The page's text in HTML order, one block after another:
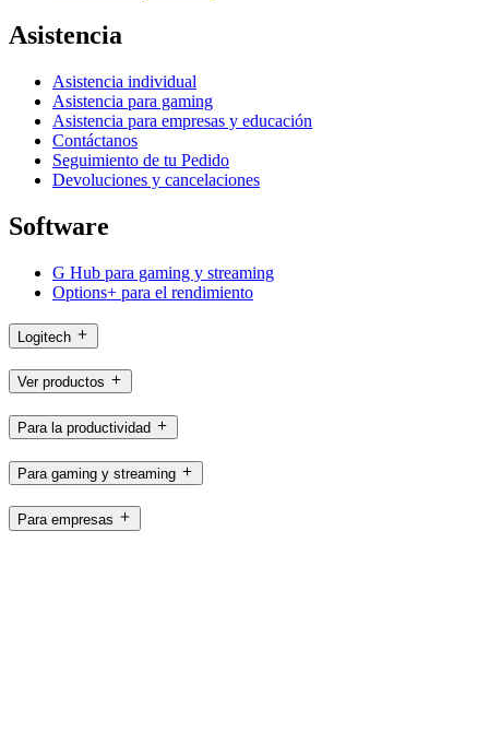
Asistencia
Asistencia individual
Asistencia para gaming
Asistencia para empresas y educación
Contáctanos
Seguimiento de tu Pedido
Devoluciones y cancelaciones
Software
G Hub para gaming y streaming
Options+ para el rendimiento
Logitech
Ver productos
Para la productividad
Para gaming y streaming
Para empresas